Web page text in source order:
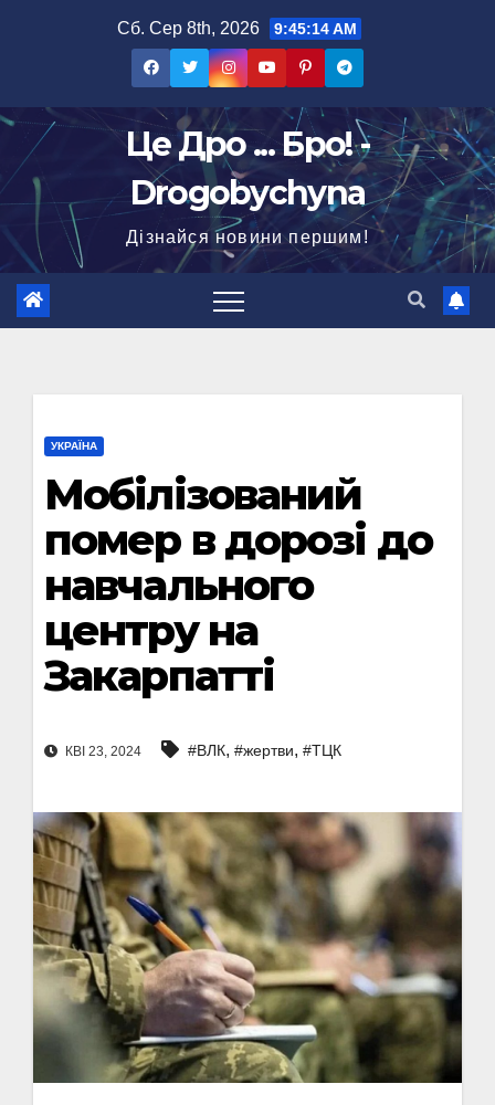
Сб. Сер 8th, 2026 9:45:15 AM
Це Дро ... Бро! -
Drogobychyna
Дізнайся новини першим!
УКРАЇНА
Мобілізований
помер в дорозі до
навчального
центру на
Закарпатті
КВІ 23, 2024 #ВЛК, #жертви, #ТЦК